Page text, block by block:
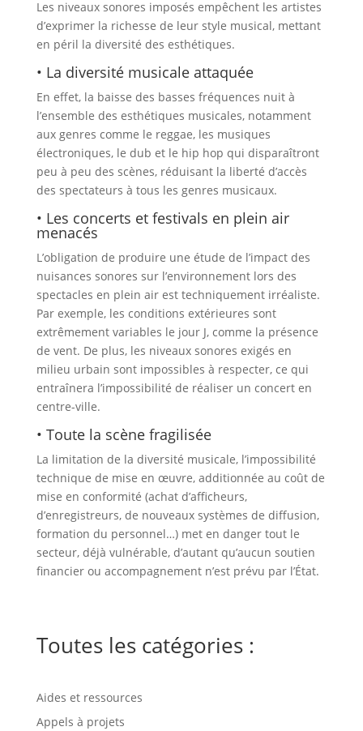
Les niveaux sonores imposés empêchent les artistes
d’exprimer la richesse de leur style musical, mettant
en péril la diversité des esthétiques.
• La diversité musicale attaquée
En effet, la baisse des basses fréquences nuit à
l’ensemble des esthétiques musicales, notamment
aux genres comme le reggae, les musiques
électroniques, le dub et le hip hop qui disparaîtront
peu à peu des scènes, réduisant la liberté d’accès
des spectateurs à tous les genres musicaux.
• Les concerts et festivals en plein air
menacés
L’obligation de produire une étude de l’impact des
nuisances sonores sur l’environnement lors des
spectacles en plein air est techniquement irréaliste.
Par exemple, les conditions extérieures sont
extrêmement variables le jour J, comme la présence
de vent. De plus, les niveaux sonores exigés en
milieu urbain sont impossibles à respecter, ce qui
entraînera l’impossibilité de réaliser un concert en
centre-ville.
• Toute la scène fragilisée
La limitation de la diversité musicale, l’impossibilité
technique de mise en œuvre, additionnée au coût de
mise en conformité (achat d’afficheurs,
d’enregistreurs, de nouveaux systèmes de diffusion,
formation du personnel…) met en danger tout le
secteur, déjà vulnérable, d’autant qu’aucun soutien
financier ou accompagnement n’est prévu par l’État.
Toutes les catégories :
Aides et ressources
Appels à projets